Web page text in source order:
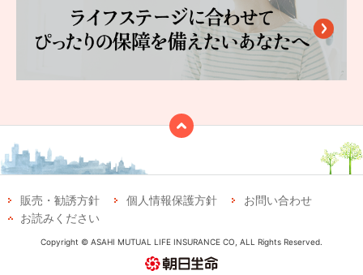
販売・勧誘方針 個人情報保護方針
お問い合わせ
お読みください
Copyright © ASAHI MUTUAL LIFE INSURANCE CO, ALL Rights Reserved.